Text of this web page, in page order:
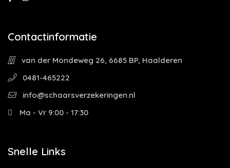
Contactinformatie
van der Mondeweg 26, 6685 BP, Haalderen
0481-465222
info@schaarsverzekeringen.nl
Ma - Vr 9:00 - 17:30
Snelle Links